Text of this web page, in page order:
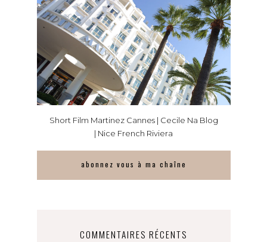
Short Film Martinez Cannes | Cecile Na Blog
| Nice French Riviera
abonnez vous à ma chaîne
COMMENTAIRES RÉCENTS